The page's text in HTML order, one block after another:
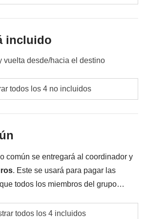
locales y entradas
y bebidas no especificadas
incluido
vuelta desde/hacia el destino
no especificadas
se menciona en la sección "Qué está
todos los 4 no incluidos
común se entregará al coordinador y
. Este se usará para pagar las
todos los miembros del grupo
podrá variar y podría ser
todos los 4 incluidos